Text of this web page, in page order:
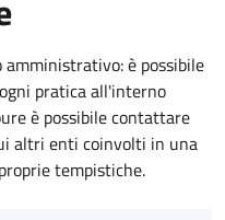
è possibile
pratica all'interno
è possibile contattare
altri enti coinvolti in una
tempistiche.